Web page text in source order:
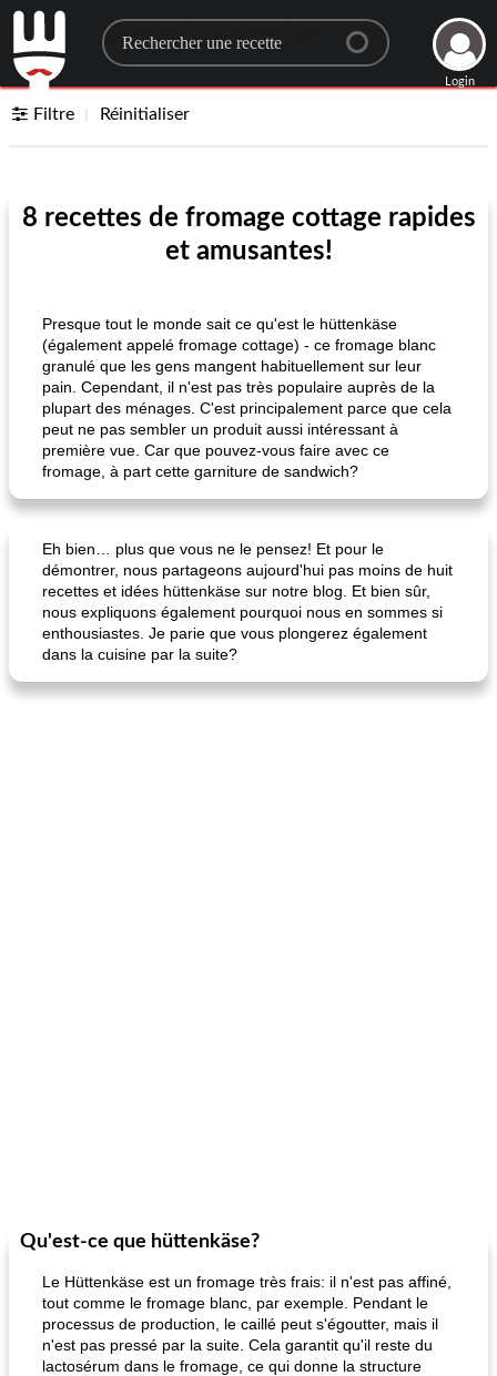
Search for a recipe
Login
Filtre Réinitialiser
8 recettes de fromage cottage rapides
et amusantes!
Presque tout le monde sait ce qu'est le hüttenkäse
(également appelé fromage cottage) - ce fromage blanc
granulé que les gens mangent habituellement sur leur
pain. Cependant, il n'est pas très populaire auprès de la
plupart des ménages. C'est principalement parce que cela
peut ne pas sembler un produit aussi intéressant à
première vue. Car que pouvez-vous faire avec ce
fromage, à part cette garniture de sandwich?
Eh bien… plus que vous ne le pensez! Et pour le
démontrer, nous partageons aujourd'hui pas moins de huit
recettes et idées hüttenkäse sur notre blog. Et bien sûr,
nous expliquons également pourquoi nous en sommes si
enthousiastes. Je parie que vous plongerez également
dans la cuisine par la suite?
Qu'est-ce que hüttenkäse?
Le Hüttenkäse est un fromage très frais: il n'est pas affiné,
tout comme le fromage blanc, par exemple. Pendant le
processus de production, le caillé peut s'égoutter, mais il
n'est pas pressé par la suite. Cela garantit qu'il reste du
lactosérum dans le fromage, ce qui donne la structure